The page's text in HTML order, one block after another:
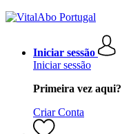
Iniciar sessão
Iniciar sessão
Primeira vez aqui?
Criar Conta